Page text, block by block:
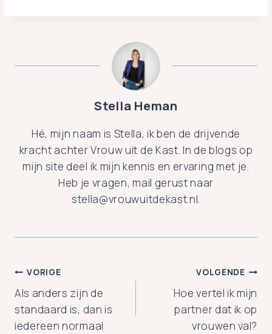
Stella Heman
Hé, mijn naam is Stella, ik ben de drijvende
kracht achter Vrouw uit de Kast. In de blogs op
mijn site deel ik mijn kennis en ervaring met je.
Heb je vragen, mail gerust naar
stella@vrouwuitdekast.nl.
Bericht
navigatie
VORIGE
Als anders zijn de
standaard is, dan is
iedereen normaal
VOLGENDE
Hoe vertel ik mijn
partner dat ik op
vrouwen val?